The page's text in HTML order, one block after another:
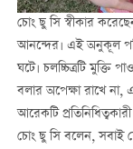
চোং ছু সি স্বীকার
আনন্দের। এই অনুকূল
ঘটে। চলচ্চিত্রটি মুক্তি
বলার অপেক্ষা রাখে না,
আরেকটি
চোং ছু সি বলেন, সবাই